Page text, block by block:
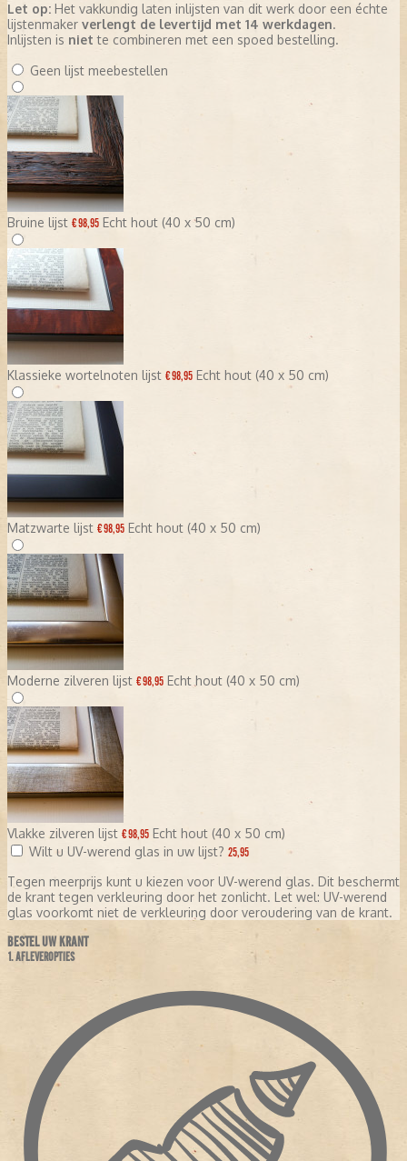
Let op: Het vakkundig laten inlijsten van dit werk door een échte
lijstenmaker verlengt de levertijd met 14 werkdagen.
Inlijsten is niet te combineren met een spoed bestelling.
Geen lijst meebestellen
Bruine lijst € 98,95 Echt hout (40 x 50 cm)
Klassieke wortelnoten lijst € 98,95 Echt hout (40 x 50 cm)
Matzwarte lijst € 98,95 Echt hout (40 x 50 cm)
Moderne zilveren lijst € 98,95 Echt hout (40 x 50 cm)
Vlakke zilveren lijst € 98,95 Echt hout (40 x 50 cm)
Wilt u UV-werend glas in uw lijst? 25,95
Tegen meerprijs kunt u kiezen voor UV-werend glas. Dit beschermt
de krant tegen verkleuring door het zonlicht. Let wel: UV-werend
glas voorkomt niet de verkleuring door veroudering van de krant.
BESTEL UW KRANT
1. AFLEVEROPTIES